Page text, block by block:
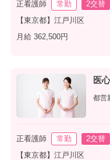
正看護師 常勤 2交替
【東京都】江戸川区
月給 362,500円
医
都営
正看護師 常勤 2交替
【東京都】江戸川区